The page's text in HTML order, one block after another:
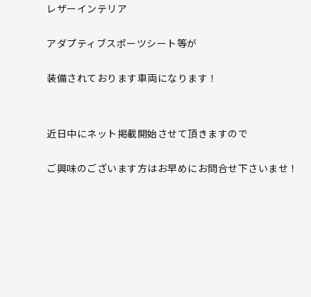
レザーインテリア
アダプティブスポーツシート等が
装備されております車両になります！
近日中にネット掲載開始させて頂きますので
ご興味のございます方はお早めにお問合せ下さいませ！